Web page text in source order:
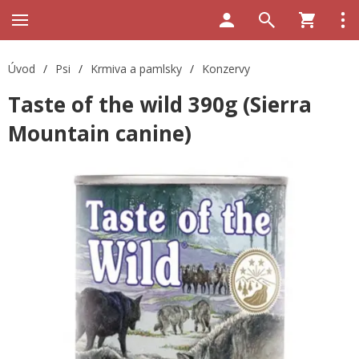
Úvod / Psi / Krmiva a pamlsky / Konzervy
Taste of the wild 390g (Sierra
Mountain canine)